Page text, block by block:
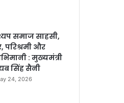
समाज साहसी,
परिश्रमी और
: मुख्यमंत्री
सिंह सैनी
24, 2026